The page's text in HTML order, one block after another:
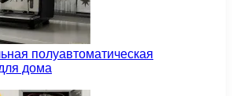
полуавтоматическая
дома